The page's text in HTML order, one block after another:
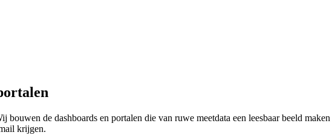
de dashboards en portalen die van ruwe meetdata een leesbaar beeld
krijgen.